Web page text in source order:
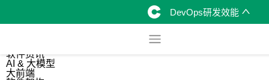
DevOps研发效能
软件资讯
AI & 大模型
大前端